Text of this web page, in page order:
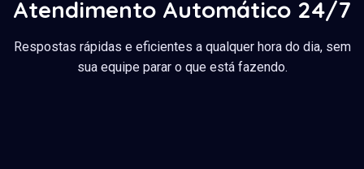
Atendimento Automático 24/7
Respostas rápidas e eficientes a qualquer hora do dia, sem
sua equipe parar o que está fazendo.